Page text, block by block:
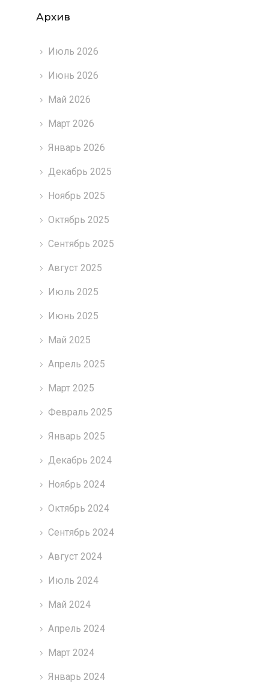
Архив
Июль 2026
Июнь 2026
Май 2026
Март 2026
Январь 2026
Декабрь 2025
Ноябрь 2025
Октябрь 2025
Сентябрь 2025
Август 2025
Июль 2025
Июнь 2025
Май 2025
Апрель 2025
Март 2025
Февраль 2025
Январь 2025
Декабрь 2024
Ноябрь 2024
Октябрь 2024
Сентябрь 2024
Август 2024
Июль 2024
Май 2024
Апрель 2024
Март 2024
Январь 2024